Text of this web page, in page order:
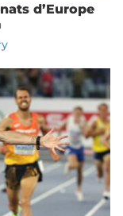
d’Europe